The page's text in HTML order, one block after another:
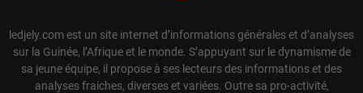
ledjely.com est un site internet d’informations générales et d’analyses
sur la Guinée, l’Afrique et le monde. S’appuyant sur le dynamisme de
sa jeune équipe, il propose à ses lecteurs des informations et des
analyses fraiches, diverses et variées. Outre sa pro-activité,